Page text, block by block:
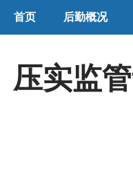
首页 后勤概况
压实监